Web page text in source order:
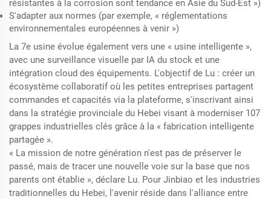
résistantes à la corrosion sont tendance en Asie du Sud-Est »)
S'adapter aux normes (par exemple, « réglementations
environnementales européennes à venir »)
La 7e usine évolue également vers une « usine intelligente »,
avec une surveillance visuelle par IA du stock et une
intégration cloud des équipements. L'objectif de Lu : créer un
écosystème collaboratif où les petites entreprises partagent
commandes et capacités via la plateforme, s'inscrivant ainsi
dans la stratégie provinciale du Hebei visant à moderniser 107
grappes industrielles clés grâce à la « fabrication intelligente
partagée ».
« La mission de notre génération n'est pas de préserver le
passé, mais de tracer une nouvelle voie sur la base que nos
parents ont établie », déclare Lu. Pour Jinbiao et les industries
traditionnelles du Hebei, l'avenir réside dans l'alliance entre